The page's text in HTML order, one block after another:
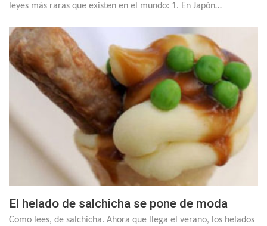
leyes más raras que existen en el mundo: 1. En Japón…
El helado de salchicha se pone de moda
Como lees, de salchicha. Ahora que llega el verano, los helados